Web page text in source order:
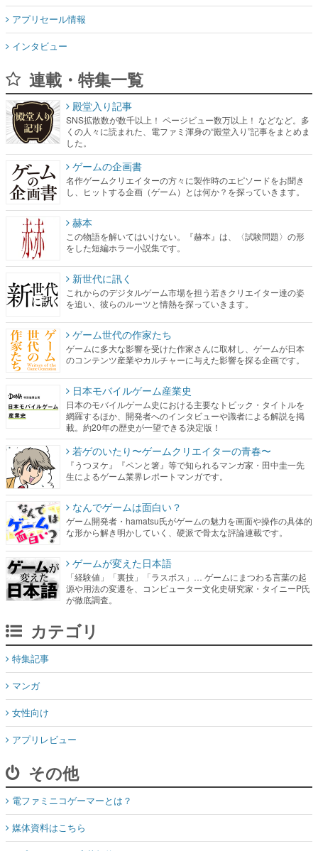
アプリセール情報
インタビュー
連載・特集一覧
殿堂入り記事
SNS拡散数が数千以上！ ページビュー数万以上！ などなど。多
くの人々に読まれた、電ファミ渾身の“殿堂入り”記事をまとめま
した。
ゲームの企画書
名作ゲームクリエイターの方々に製作時のエピソードをお聞き
し、ヒットする企画（ゲーム）とは何か？を探っていきます。
赫本
この物語を解いてはいけない。『赫本』は、〈試験問題〉の形
をした短編ホラー小説集です。
新世代に訊く
これからのデジタルゲーム市場を担う若きクリエイター達の姿
を追い、彼らのルーツと情熱を探っていきます。
ゲーム世代の作家たち
ゲームに多大な影響を受けた作家さんに取材し、ゲームが日本
のコンテンツ産業やカルチャーに与えた影響を探る企画です。
日本モバイルゲーム産業史
日本のモバイルゲーム史における主要なトピック・タイトルを
網羅するほか、開発者へのインタビューや識者による解説を掲
載。約20年の歴史が一望できる決定版！
若ゲのいたり〜ゲームクリエイターの青春〜
『うつヌケ』『ペンと箸』等で知られるマンガ家・田中圭一先
生によるゲーム業界レポートマンガです。
なんでゲームは面白い？
ゲーム開発者・hamatsu氏がゲームの魅力を画面や操作の具体的
な形から解き明かしていく、硬派で骨太な評論連載です。
ゲームが変えた日本語
「経験値」「裏技」「ラスボス」… ゲームにまつわる言葉の起
源や用法の変遷を、コンピューター文化史研究家・タイニーP氏
が徹底調査。
カテゴリ
特集記事
マンガ
女性向け
アプリレビュー
その他
電ファミニコゲーマーとは？
媒体資料はこちら